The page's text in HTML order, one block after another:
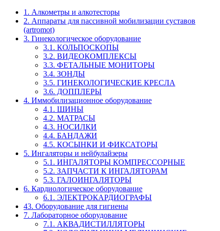
1. Алкометры и алкотесторы
2. Аппараты для пассивной мобилизации суставов
(artromot)
3. Гинекологическое оборудование
3.1. КОЛЬПОСКОПЫ
3.2. ВИДЕОКОМПЛЕКСЫ
3.3. ФЕТАЛЬНЫЕ МОНИТОРЫ
3.4. ЗОНДЫ
3.5. ГИНЕКОЛОГИЧЕСКИЕ КРЕСЛА
3.6. ДОППЛЕРЫ
4. Иммобилизационное оборудование
4.1. ШИНЫ
4.2. МАТРАСЫ
4.3. НОСИЛКИ
4.4. БАНДАЖИ
4.5. КОСЫНКИ И ФИКСАТОРЫ
5. Ингаляторы и нейбулайзеры
5.1. ИНГАЛЯТОРЫ КОМПРЕССОРНЫЕ
5.2. ЗАПЧАСТИ К ИНГАЛЯТОРАМ
5.3. ГАЛОИНГАЛЯТОРЫ
6. Кардиологическое оборудование
6.1. ЭЛЕКТРОКАРДИОГРАФЫ
43. Оборудование для гигиены
7. Лабораторное оборудование
7.1. АКВАДИСТИЛЛЯТОРЫ